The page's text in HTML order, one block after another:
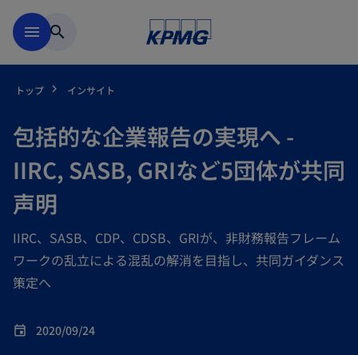
menu search
トップ インサイト
包括的な企業報告の実現へ -
IIRC, SASB, GRIなど5団体が共同
声明
IIRC、SASB、CDP、CDSB、GRIが、非財務報告フレーム
ワークの乱立による混乱の解消を目指し、共同ガイダンス
策定へ
event 2020/09/24